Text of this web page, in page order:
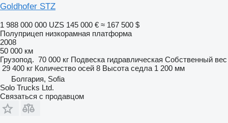
Goldhofer STZ
1 988 000 000 UZS 145 000 € ≈ 167 500 $
Полуприцеп низкорамная платформа
2008
50 000 км
Грузопод. 70 000 кг Подвеска гидравлическая Собственный вес
29 400 кг Количество осей 8 Высота седла 1 200 мм
Болгария, Sofia
Solo Trucks Ltd.
Связаться с продавцом